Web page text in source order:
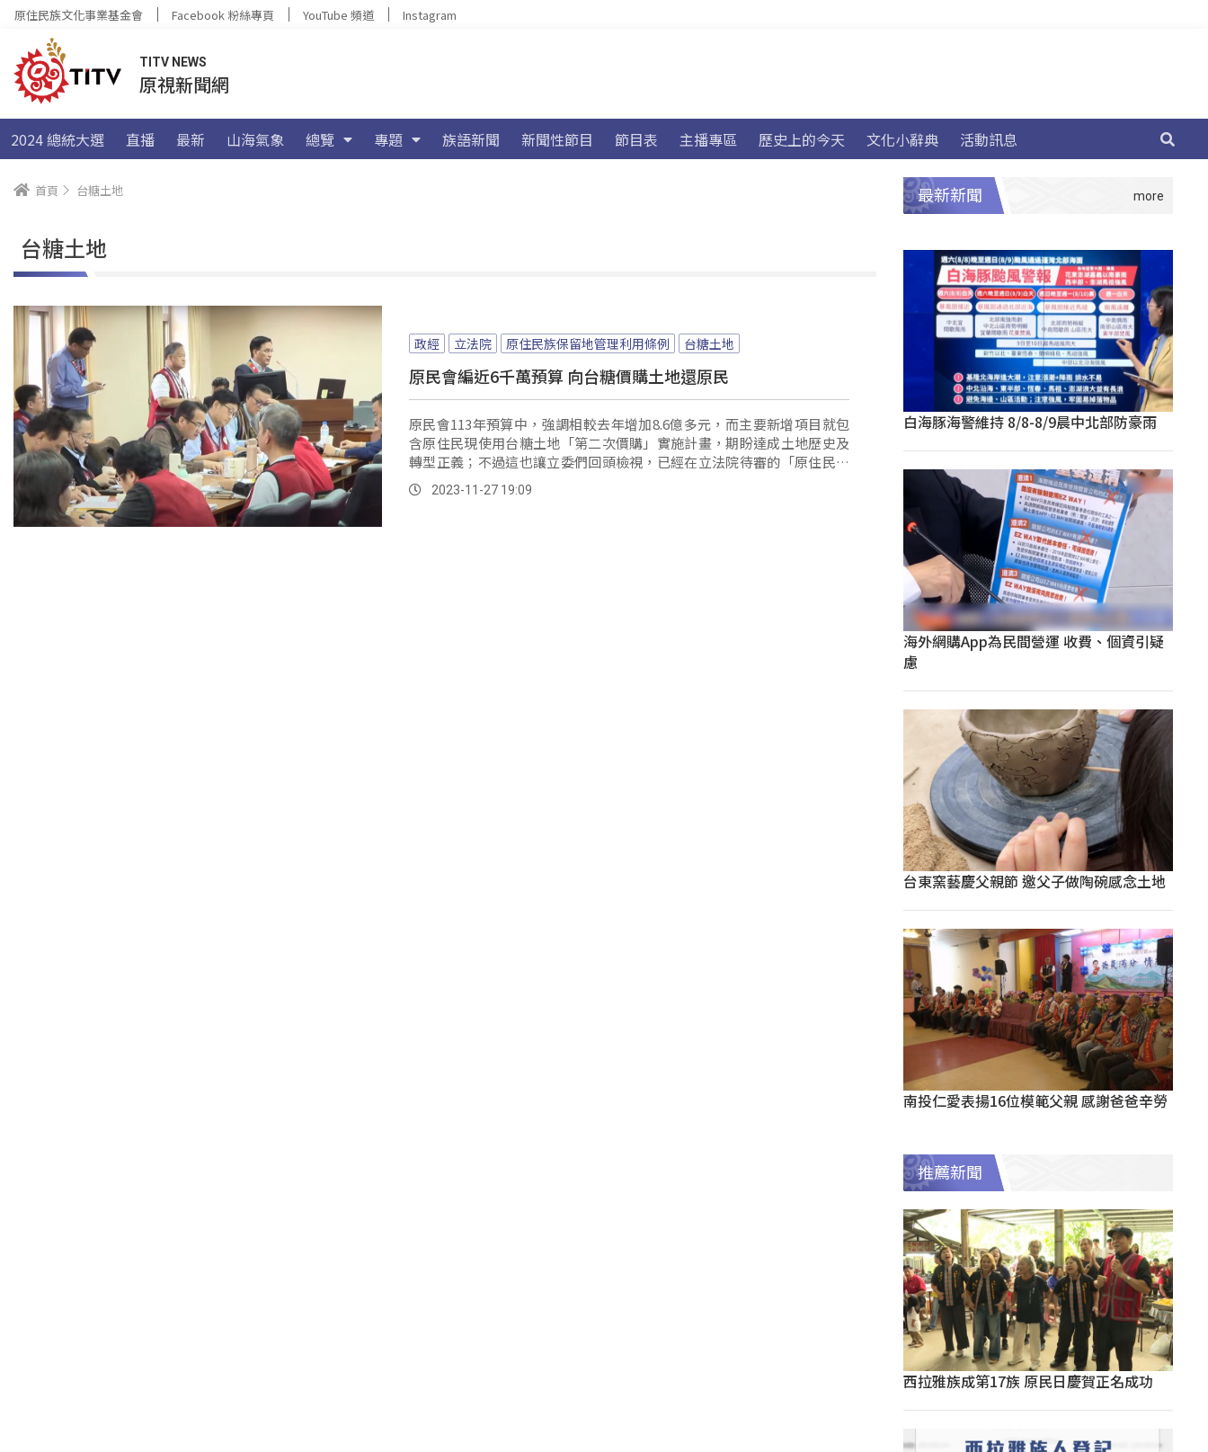
原住民族文化事業基金會 Facebook 粉絲專頁 YouTube 頻道 Instagram
TITV NEWS
原視新聞網
2024 總統大選 直播 最新 山海氣象 總覽 專題 族語新聞 新聞性節目 節目表 主播專區 歷史上的今天 文化小辭典 活動訊息
首頁 台糖土地
台糖土地
政經 立法院 原住民族保留地管理利用條例 台糖土地
原民會編近6千萬預算 向台糖價購土地還原民
原民會113年預算中，強調相較去年增加8.6億多元，而主要新增項目就包
含原住民現使用台糖土地「第二次價購」實施計畫，期盼達成土地歷史及
轉型正義；不過這也讓立委們回頭檢視，已經在立法院待審的「原住民族
保留地管理利用條例」草案，立委鄭天財以自己的草案版本，期盼原民會
協商，將原保地範圍增列–原台灣省土地權利清理辦法第八條規定，概不發
2023-11-27 19:09
最新新聞
白海豚海警維持 8/8-8/9晨中北部防豪雨
海外網購App為民間營運 收費、個資引疑
慮
台東窯藝慶父親節 邀父子做陶碗感念土地
南投仁愛表揚16位模範父親 感謝爸爸辛勞
推薦新聞
西拉雅族成第17族 原民日慶賀正名成功